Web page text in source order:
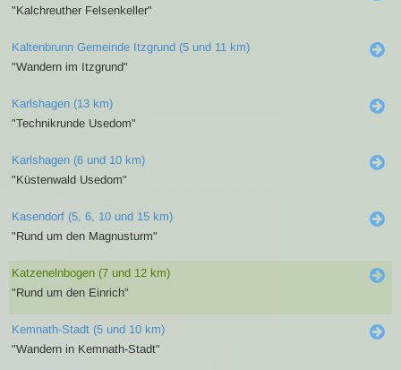
"Kalchreuther Felsenkeller"
Kaltenbrunn Gemeinde Itzgrund (5 und 11 km)
"Wandern im Itzgrund"
Karlshagen (13 km)
"Technikrunde Usedom"
Karlshagen (6 und 10 km)
"Küstenwald Usedom"
Kasendorf (5, 6, 10 und 15 km)
"Rund um den Magnusturm"
Katzenelnbogen (7 und 12 km)
"Rund um den Einrich"
Kemnath-Stadt (5 und 10 km)
"Wandern in Kemnath-Stadt"